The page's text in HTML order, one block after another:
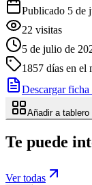
Publicado 5 de
22 visitas
5 de julio de
1857 días en el
Descargar
Añadir a tablero
Te puede
Ver todas